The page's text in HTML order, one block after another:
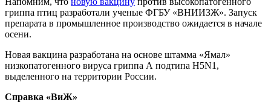
гриппа птиц разработали ученые ФГБУ «ВНИИЗЖ». Запуск
препарата в промышленное производство ожидается в начале
осени.
Новая вакцина разработана на основе штамма «Ямал»
низкопатогенного вируса гриппа А подтипа Н5N1,
выделенного на территории России.
Справка «ВиЖ»